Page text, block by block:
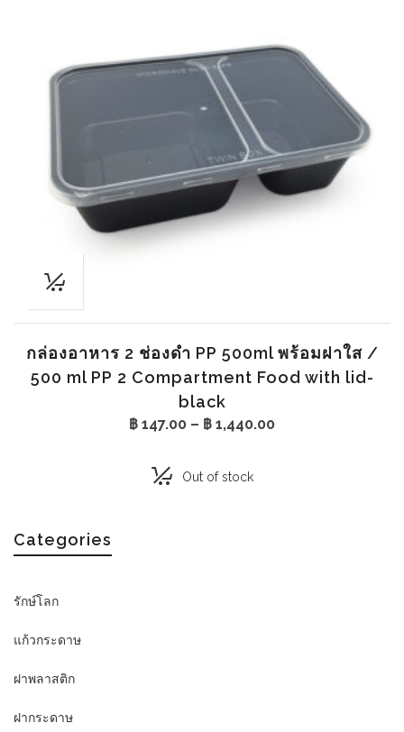
กล่องอาหาร 2 ช่องดำ PP 500ml พร้อมฝาใส /
500 ml PP 2 Compartment Food with lid-
black
฿ 147.00 – ฿ 1,440.00Price
Out of stock
Categories
รักษ์โลก
แก้วกระดาษ
ฝาพลาสติก
ฝากระดาษ